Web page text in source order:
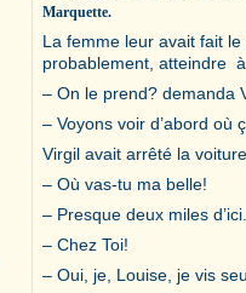
Marquette.
La femme leur avait fait
probablement, atteindre à
– On le prend? demanda
– Voyons voir d’abord où
Virgil avait arrêté la
– Où vas-tu ma belle!
– Presque deux miles
– Chez Toi!
– Oui, je, Louise, je vis